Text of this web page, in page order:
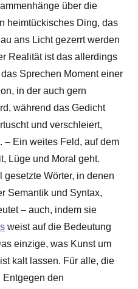
über die
heimtückisches Ding, das
ans Licht gezerrt werden
Realität ist das allerdings
Sprechen Moment einer
in der auch gern
während das Gedicht
und verschleiert,
– Ein weites Feld, auf dem
Lüge und Moral geht.
gesetzte Wörter, in denen
Semantik und Syntax,
– auch, indem sie
weist auf die Bedeutung
einzige, was Kunst um
kalt lassen. Für alle, die
Entgegen den